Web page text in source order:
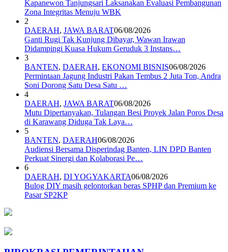
Kapanewon Tanjungsari Laksanakan Evaluasi Pembangunan
Zona Integritas Menuju WBK
2
DAERAH, JAWA BARAT06/08/2026
Ganti Rugi Tak Kunjung Dibayar, Wawan Irawan
Didampingi Kuasa Hukum Geruduk 3 Instans…
3
BANTEN, DAERAH, EKONOMI BISNIS06/08/2026
Permintaan Jagung Industri Pakan Tembus 2 Juta Ton, Andra
Soni Dorong Satu Desa Satu …
4
DAERAH, JAWA BARAT06/08/2026
Mutu Dipertanyakan, Tulangan Besi Proyek Jalan Poros Desa
di Karawang Diduga Tak Laya…
5
BANTEN, DAERAH06/08/2026
Audiensi Bersama Disperindag Banten, LIN DPD Banten
Perkuat Sinergi dan Kolaborasi Pe…
6
DAERAH, DI YOGYAKARTA06/08/2026
Bulog DIY masih gelontorkan beras SPHP dan Premium ke
Pasar SP2KP